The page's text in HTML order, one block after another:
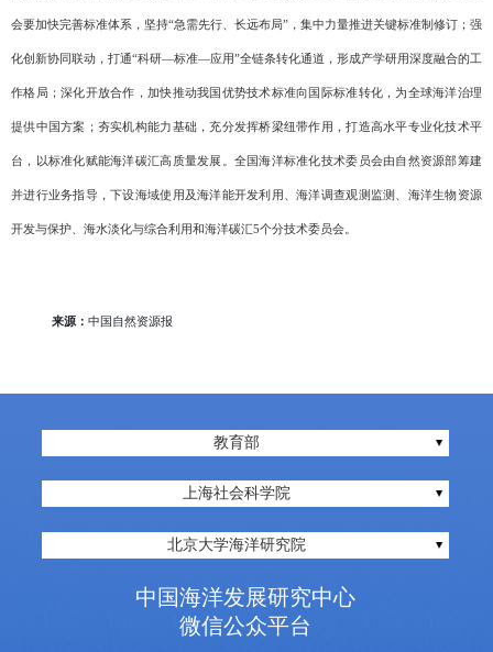
会要加快完善标准体系，坚持“急需先行、长远布局” ，集中力量推进关键标准制修订；强
化创新协同联动，打通“科研—标准—应用”全链条转化通道，形成产学研用深度融合的工
作格局；深化开放合作，加快推动我国优势技术标准向国际标准转化，为全球海洋治理
提供中国方案；夯实机构能力基础，充分发挥桥梁纽带作用，打造高水平专业化技术平
台，以标准化赋能海洋碳汇高质量发展。全国海洋标准化技术委员会由自然资源部筹建
并进行业务指导，下设海域使用及海洋能开发利用、海洋调查观测监测、海洋生物资源
开发与保护、海水淡化与综合利用和海洋碳汇5个分技术委员会。
来源： 中国自然资源报
教育部
上海社会科学院
北京大学海洋研究院
中国海洋发展研究中心
微信公众平台